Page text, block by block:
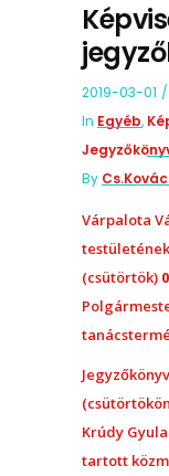
2019-03-01
In Egyéb,
By
Várpalota
(csütörtök)
Krúdy
tartott